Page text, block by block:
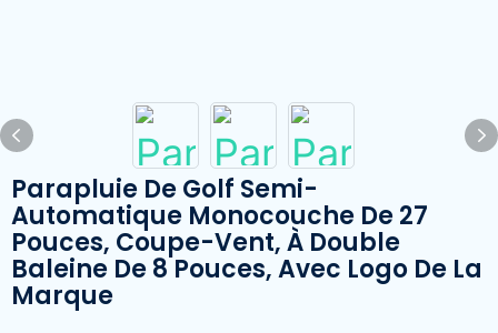
Parapluie De Golf Semi-
Automatique Monocouche De 27
Pouces, Coupe-Vent, À Double
Baleine De 8 Pouces, Avec Logo De La
Marque